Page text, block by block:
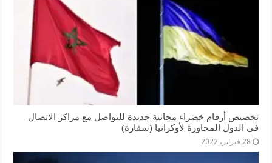
تخصيص أرقام خضراء مجانية جديدة للتواصل مع مراكز الاتصال
في الدول المجاورة لأوكرانيا (سفارة)
28 فبراير، 2022